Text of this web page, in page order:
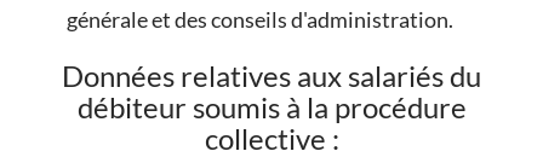
générale et des conseils d'administration.
Données relatives aux salariés du
débiteur soumis à la procédure
collective :